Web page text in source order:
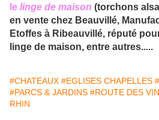
le linge de maison (torchons
en vente chez Beauvillé,
Etoffes à Ribeauvillé, réputé
linge de maison, entre autres.....
#CHATEAUX #EGLISES CHAPELLES
#PARCS & JARDINS #ROUTE DES
RHIN